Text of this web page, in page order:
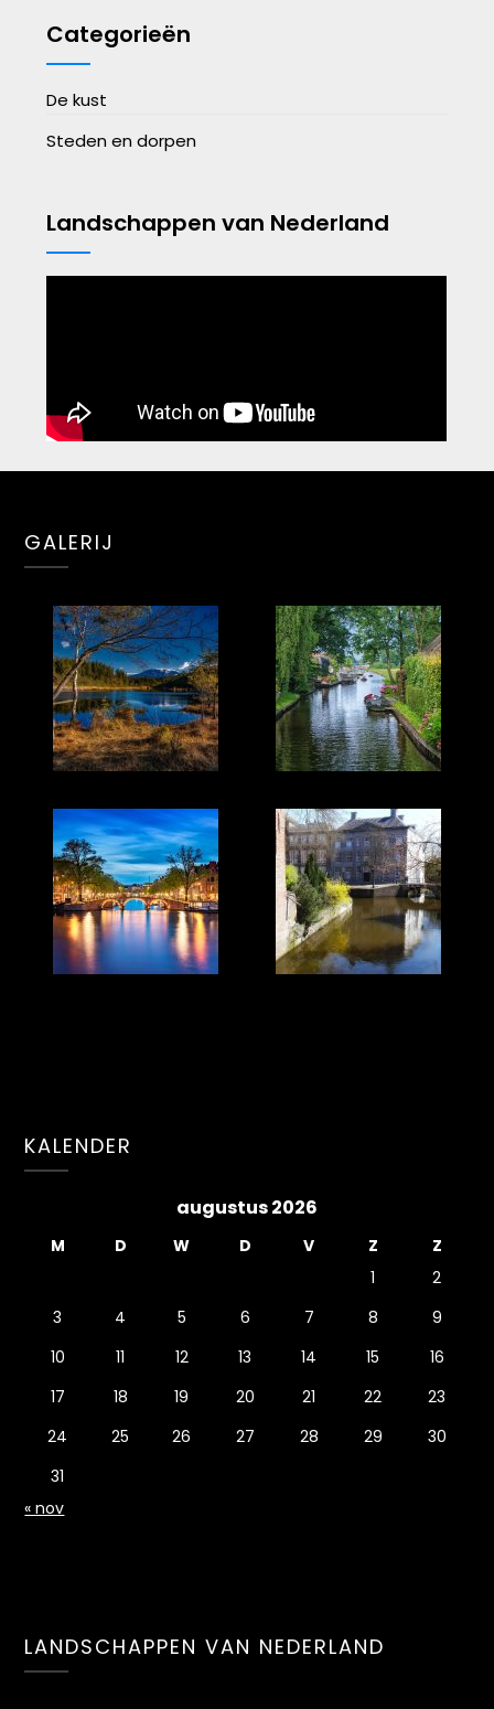
Categorieën
De kust
Steden en dorpen
Landschappen van Nederland
GALERIJ
KALENDER
augustus 2026
M D W D V Z
Z
1
2
3
4 5 6 7 8
9
10
11 12 13 14 15
16
17
18 19 20 21 22
23
24
25 26 27 28 29
30
31
« nov
LANDSCHAPPEN VAN NEDERLAND